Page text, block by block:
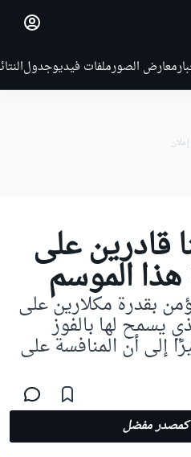
معارض الصورملفات فيديوجدول
قادرين على
هذا الموسم
بقدرة مكلارين على
يسمح لها بالفوز
إلى أن المنافسة على
كمصدر مفضل